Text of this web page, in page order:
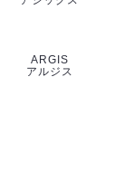
ARGIS
アルジス